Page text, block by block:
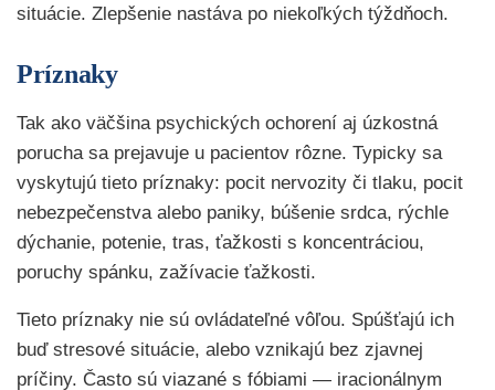
situácie. Zlepšenie nastáva po niekoľkých týždňoch.
Príznaky
Tak ako väčšina psychických ochorení aj úzkostná
porucha sa prejavuje u pacientov rôzne. Typicky sa
vyskytujú tieto príznaky: pocit nervozity či tlaku, pocit
nebezpečenstva alebo paniky, búšenie srdca, rýchle
dýchanie, potenie, tras, ťažkosti s koncentráciou,
poruchy spánku, zažívacie ťažkosti.
Tieto príznaky nie sú ovládateľné vôľou. Spúšťajú ich
buď stresové situácie, alebo vznikajú bez zjavnej
príčiny. Často sú viazané s fóbiami — iracionálnym